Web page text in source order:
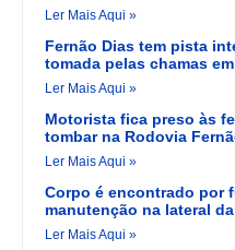
Ler Mais Aqui »
Fernão Dias tem pista
tomada pelas chamas
Ler Mais Aqui »
Motorista fica preso às
tombar na Rodovia
Ler Mais Aqui »
Corpo é encontrado por
manutenção na lateral
Ler Mais Aqui »